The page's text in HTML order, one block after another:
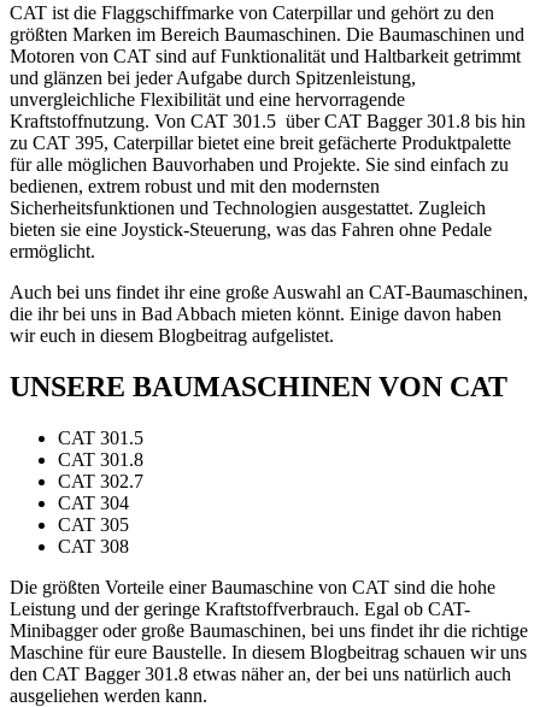
CAT ist die Flaggschiffmarke von Caterpillar und gehört zu den
größten Marken im Bereich Baumaschinen. Die Baumaschinen und
Motoren von CAT sind auf Funktionalität und Haltbarkeit getrimmt
und glänzen bei jeder Aufgabe durch Spitzenleistung,
unvergleichliche Flexibilität und eine hervorragende
Kraftstoffnutzung. Von CAT 301.5 über CAT Bagger 301.8 bis hin
zu CAT 395, Caterpillar bietet eine breit gefächerte Produktpalette
für alle möglichen Bauvorhaben und Projekte. Sie sind einfach zu
bedienen, extrem robust und mit den modernsten
Sicherheitsfunktionen und Technologien ausgestattet. Zugleich
bieten sie eine Joystick-Steuerung, was das Fahren ohne Pedale
ermöglicht.
Auch bei uns findet ihr eine große Auswahl an CAT-Baumaschinen,
die ihr bei uns in Bad Abbach mieten könnt. Einige davon haben
wir euch in diesem Blogbeitrag aufgelistet.
UNSERE BAUMASCHINEN VON CAT
CAT 301.5
CAT 301.8
CAT 302.7
CAT 304
CAT 305
CAT 308
Die größten Vorteile einer Baumaschine von CAT sind die hohe
Leistung und der geringe Kraftstoffverbrauch. Egal ob CAT-
Minibagger oder große Baumaschinen, bei uns findet ihr die richtige
Maschine für eure Baustelle. In diesem Blogbeitrag schauen wir uns
den CAT Bagger 301.8 etwas näher an, der bei uns natürlich auch
ausgeliehen werden kann.